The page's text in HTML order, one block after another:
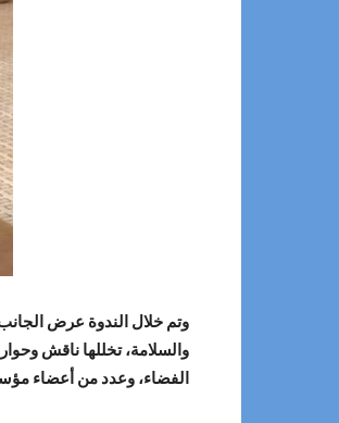
وتم خلال الندوة عرض
والسلامة، تخللها ناقش
الفضاء، وعدد من أعضاء